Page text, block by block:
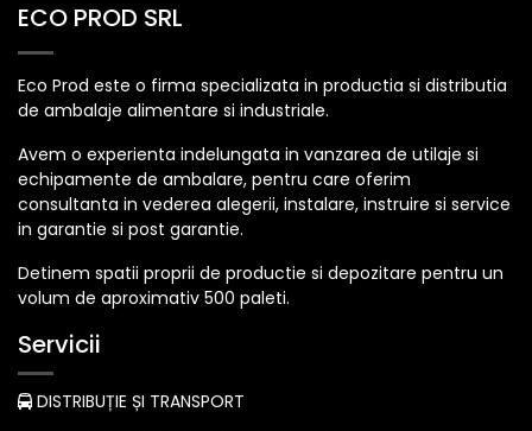
ECO PROD SRL
Eco Prod este o firma specializata in productia si distributia
de ambalaje alimentare si industriale.
Avem o experienta indelungata in vanzarea de utilaje si
echipamente de ambalare, pentru care oferim
consultanta in vederea alegerii, instalare, instruire si service
in garantie si post garantie.
Detinem spatii proprii de productie si depozitare pentru un
volum de aproximativ 500 paleti.
Servicii
DISTRIBUȚIE ȘI TRANSPORT